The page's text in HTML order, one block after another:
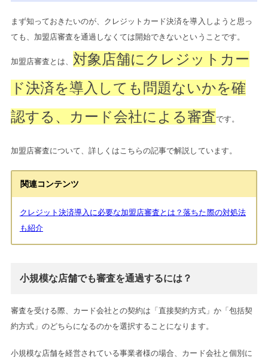
まず知っておきたいのが、クレジットカード決済を導入しようと思っ
ても、加盟店審査を通過しなくては開始できないということです。
加盟店審査とは、 対象店舗にクレジットカー
ド決済を導入しても問題ないかを確
認する、カード会社による審査です。
加盟店審査について、詳しくはこちらの記事で解説しています。
関連コンテンツ
クレジット決済導入に必要な加盟店審査とは？落ちた際の対処法
も紹介
小規模な店舗でも審査を通過するには？
審査を受ける際、カード会社との契約は「直接契約方式」か「包括契
約方式」のどちらになるのかを選択することになります。
小規模な店舗を経営されている事業者様の場合、カード会社と個別に